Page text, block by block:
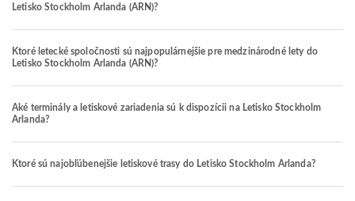
Letisko Stockholm Arlanda (ARN)?
Ktoré letecké spoločnosti sú najpopulárnejšie pre medzinárodné lety do
Letisko Stockholm Arlanda (ARN)?
Aké terminály a letiskové zariadenia sú k dispozícii na Letisko Stockholm
Arlanda?
Ktoré sú najobľúbenejšie letiskové trasy do Letisko Stockholm Arlanda?